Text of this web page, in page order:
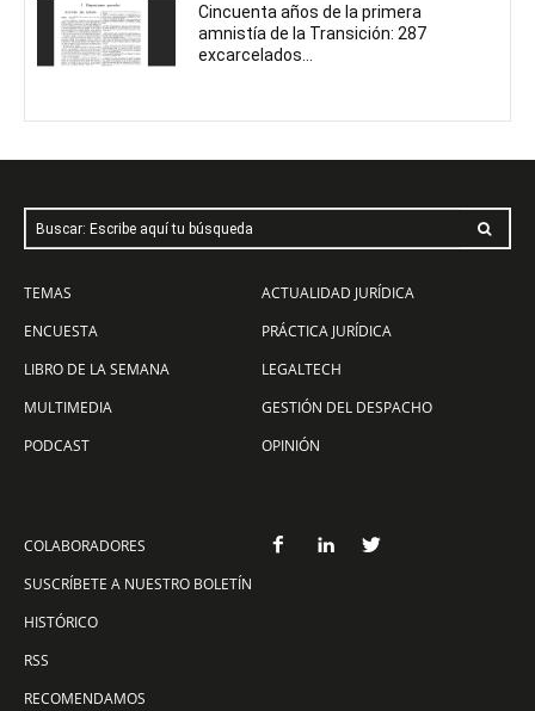
Cincuenta años de la primera
amnistía de la Transición: 287
excarcelados...
Buscar: Escribe aquí tu búsqueda
TEMAS
ENCUESTA
LIBRO DE LA SEMANA
MULTIMEDIA
PODCAST
ACTUALIDAD JURÍDICA
PRÁCTICA JURÍDICA
LEGALTECH
GESTIÓN DEL DESPACHO
OPINIÓN
COLABORADORES
SUSCRÍBETE A NUESTRO BOLETÍN
HISTÓRICO
RSS
RECOMENDAMOS